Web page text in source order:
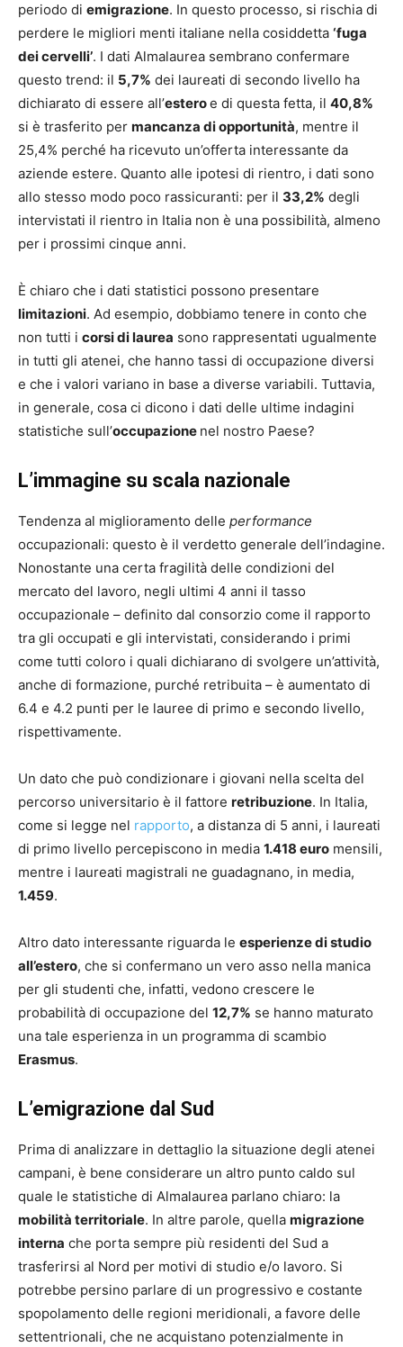
periodo di emigrazione. In questo processo, si rischia di
perdere le migliori menti italiane nella cosiddetta ‘fuga
dei cervelli’. I dati Almalaurea sembrano confermare
questo trend: il 5,7% dei laureati di secondo livello ha
dichiarato di essere all’esteroe di questa fetta, il 40,8%
si è trasferito per mancanza di opportunità, mentre il
25,4% perché ha ricevuto un’offerta interessante da
aziende estere. Quanto alle ipotesi di rientro, i dati sono
allo stesso modo poco rassicuranti: per il 33,2% degli
intervistati il rientro in Italia non è una possibilità, almeno
per i prossimi cinque anni.
È chiaro che i dati statistici possono presentare
limitazioni. Ad esempio, dobbiamo tenere in conto che
non tutti i corsi di laurea sono rappresentati ugualmente
in tutti gli atenei, che hanno tassi di occupazione diversi
e che i valori variano in base a diverse variabili. Tuttavia,
in generale, cosa ci dicono i dati delle ultime indagini
statistiche sull’occupazione nel nostro Paese?
L’immagine su scala nazionale
Tendenza al miglioramento delle performance
occupazionali: questo è il verdetto generale dell’indagine.
Nonostante una certa fragilità delle condizioni del
mercato del lavoro, negli ultimi 4 anni il tasso
occupazionale – definito dal consorzio come il rapporto
tra gli occupati e gli intervistati, considerando i primi
come tutti coloro i quali dichiarano di svolgere un’attività,
anche di formazione, purché retribuita – è aumentato di
6.4 e 4.2 punti per le lauree di primo e secondo livello,
rispettivamente.
Un dato che può condizionare i giovani nella scelta del
percorso universitario è il fattore retribuzione. In Italia,
come si legge nel rapporto, a distanza di 5 anni, i laureati
di primo livello percepiscono in media 1.418 euro mensili,
mentre i laureati magistrali ne guadagnano, in media,
1.459.
Altro dato interessante riguarda le esperienze di studio
all’estero, che si confermano un vero asso nella manica
per gli studenti che, infatti, vedono crescere le
probabilità di occupazione del 12,7% se hanno maturato
una tale esperienza in un programma di scambio
Erasmus.
L’emigrazione dal Sud
Prima di analizzare in dettaglio la situazione degli atenei
campani, è bene considerare un altro punto caldo sul
quale le statistiche di Almalaurea parlano chiaro: la
mobilità territoriale. In altre parole, quella migrazione
interna che porta sempre più residenti del Sud a
trasferirsi al Nord per motivi di studio e/o lavoro. Si
potrebbe persino parlare di un progressivo e costante
spopolamento delle regioni meridionali, a favore delle
settentrionali, che ne acquistano potenzialmente in